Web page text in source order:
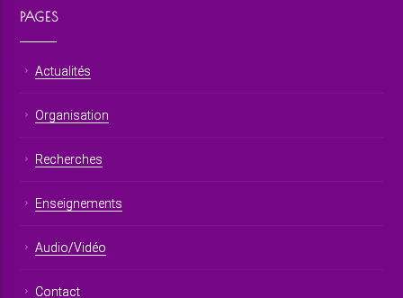
PAGES
Actualités
Organisation
Recherches
Enseignements
Audio/Vidéo
Contact